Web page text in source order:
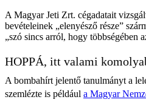
A Magyar Jeti Zrt. cégadatait
bevételeinek „elenyésző része”
„szó sincs arról, hogy többségében
HOPPÁ, itt valami
A bombahírt jelentő tanulmányt a
szemlézte is például a Magyar